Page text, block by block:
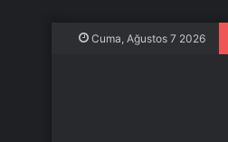
Cuma, Ağustos 7 2026